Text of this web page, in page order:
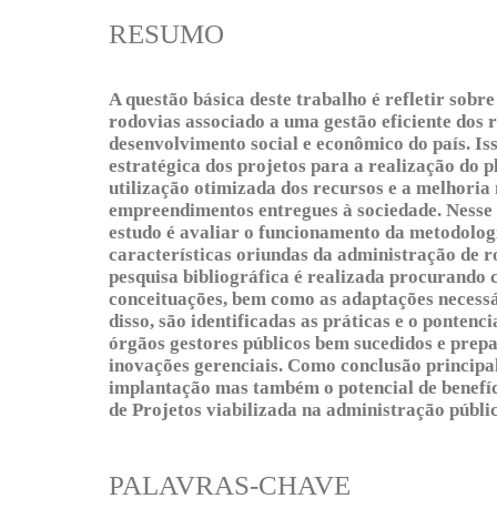
RESUMO
A questão básica deste trabalho é refletir
rodovias associado a uma gestão eficiente dos
desenvolvimento social e econômico do país.
estratégica dos projetos para a realização do
utilização otimizada dos recursos e a melhoria
empreendimentos entregues à sociedade.
estudo é avaliar o funcionamento da
características oriundas da administração de
pesquisa bibliográfica é realizada procurando
conceituações, bem como as adaptações
disso, são identificadas as práticas e o
órgãos gestores públicos bem sucedidos e
inovações gerenciais. Como conclusão
implantação mas também o potencial de
de Projetos viabilizada na administração
PALAVRAS-CHAVE